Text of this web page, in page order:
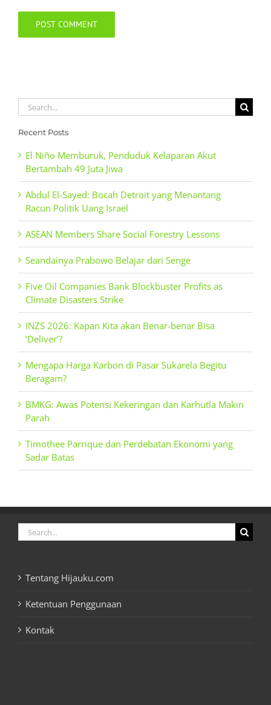
Search
for:
Recent Posts
El Niño Memburuk, Penduduk Kelaparan Akut
Bertambah 49 Juta Jiwa
Abdul El-Sayed: Bocah Detroit yang Menantang
Racun Politik Uang Israel
ASEAN Members Share Social Forestry Lessons
Seandainya Prabowo Belajar dari Senge
Five Oil Companies Bank Blockbuster Profits as
Climate Disasters Strike
INZS 2026: Kapan Kita akan Benar-benar Bisa
‘Deliver’?
Mengapa Harga Karbon di Pasar Sukarela Begitu
Beragam?
BMKG: Awas Potensi Kekeringan dan Karhutla Makin
Parah
Timothee Parrique dan Perdebatan Ekonomi yang
Sadar Batas
Search
for:
Tentang Hijauku.com
Ketentuan Penggunaan
Kontak